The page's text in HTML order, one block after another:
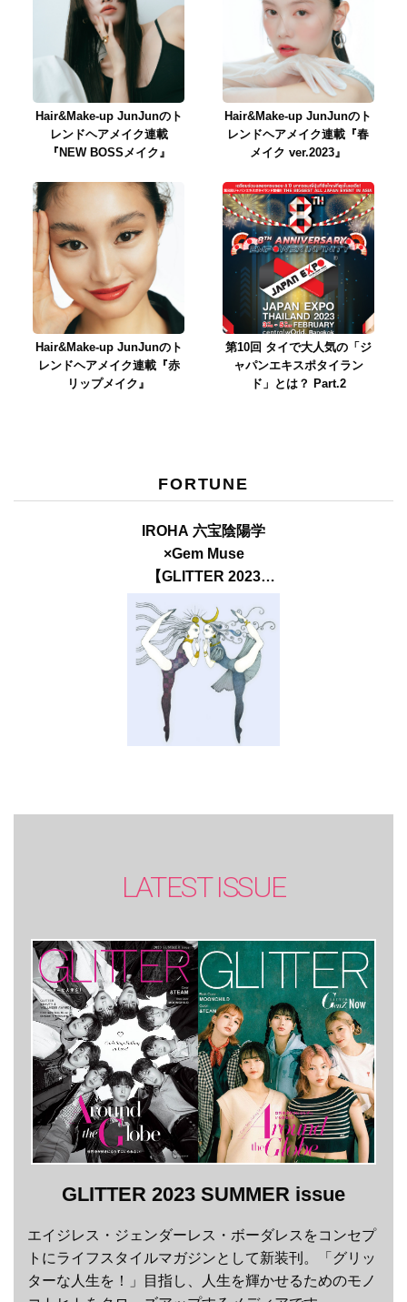
Hair&Make-up JunJunのト
レンドヘアメイク連載
『NEW BOSSメイク』
Hair&Make-up JunJunのト
レンドヘアメイク連載『春
メイク ver.2023』
Hair&Make-up JunJunのト
レンドヘアメイク連載『赤
リップメイク』
第10回 タイで大人気の「ジ
ャパンエキスポタイラン
ド」とは？ Part.2
FORTUNE
IROHA 六宝陰陽学
×Gem Muse
【GLITTER 2023
SUMMER issue】
LATEST ISSUE
GLITTER 2023 SUMMER issue
エイジレス・ジェンダーレス・ボーダレスをコンセプ
トにライフスタイルマガジンとして新装刊。「グリッ
ターな人生を！」目指し、人生を輝かせるためのモノ